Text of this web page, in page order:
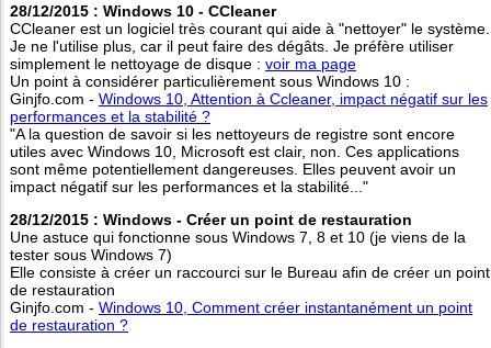
28/12/2015 : Windows 10 - CCleaner
CCleaner est un logiciel très courant qui aide à "nettoyer" le système.
Je ne l'utilise plus, car il peut faire des dégâts. Je préfère utiliser
simplement le nettoyage de disque : voir ma page
Un point à considérer particulièrement sous Windows 10 :
Ginjfo.com - Windows 10, Attention à Ccleaner, impact négatif sur les
performances et la stabilité ?
"A la question de savoir si les nettoyeurs de registre sont encore
utiles avec Windows 10, Microsoft est clair, non. Ces applications
sont même potentiellement dangereuses. Elles peuvent avoir un
impact négatif sur les performances et la stabilité..."
28/12/2015 : Windows - Créer un point de restauration
Une astuce qui fonctionne sous Windows 7, 8 et 10 (je viens de la
tester sous Windows 7)
Elle consiste à créer un raccourci sur le Bureau afin de créer un point
de restauration
Ginjfo.com - Windows 10, Comment créer instantanément un point
de restauration ?